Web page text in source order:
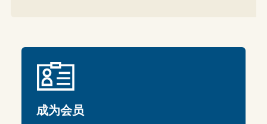
成为会员